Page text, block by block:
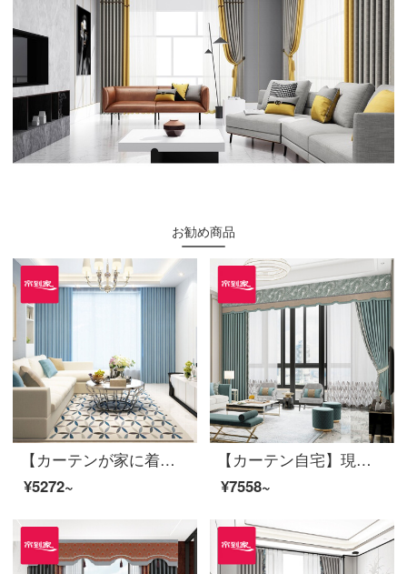
お勧め商品
【カーテンが家に着く】簡単に高い遮光カーテンの完成品オーウェン麻のリビングルーム現代定型化純色高精密書斎のカーテンカスタム設置LDC 20 SSA-2703 Sフック/カーテンなし（高さ2.6メートル以内で変更可能）Mカーテンセット/ダブルオープン（適用窓幅2.5-2.9メートル）
¥5272~
【カーテン自宅】現代北欧カーテン完成品高精密カスタム純色ステッチ自然木の葉のカーテン高遮光リビングルームの床の窓LDC 20 SSB-0501 Sフック/カーテンなし(高さ2.6 m以内で変更可能)Sカーテンセット/ダブルオープン(適用窓幅2-2.6 m)
¥7558~